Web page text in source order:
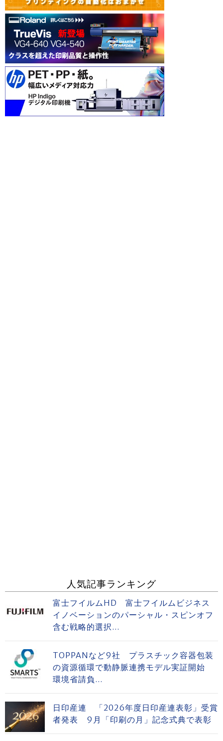
人気記事ランキング
富士フイルムHD 富士フイルムビジネス
イノベーションのパーシャル・スピンオフ
含む戦略的選択...
TOPPANなど9社 プラスチック容器包装
の資源循環で動静脈連携モデル実証開始
環境省請負...
日印産連 「2026年度日印産連表彰」受賞
者発表 9月「印刷の月」記念式典で表彰